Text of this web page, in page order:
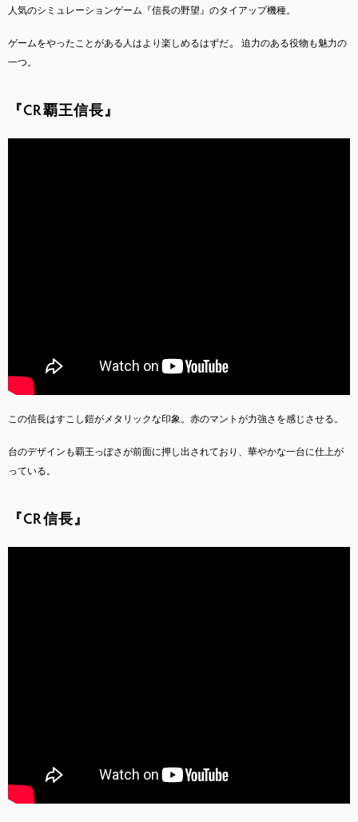
人気のシミュレーションゲーム『信長の野望』のタイアップ機種。
ゲームをやったことがある人はより楽しめるはずだ。
迫力のある役物も魅力の
一つ。
『CR覇王信長』
この信長はすこし鎧がメタリックな印象。赤のマントが力強さを感じさせる。
台のデザインも覇王っぽさが前面に押し出されており、華やかな一台に仕上が
っている。
『CR信長』